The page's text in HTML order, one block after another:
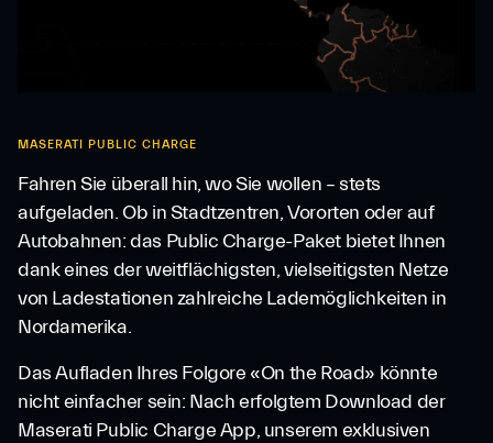
MASERATI PUBLIC CHARGE
Fahren Sie überall hin, wo Sie wollen – stets
aufgeladen. Ob in Stadtzentren, Vororten oder auf
Autobahnen: das Public Charge-Paket bietet Ihnen
dank eines der weitflächigsten, vielseitigsten Netze
von Ladestationen zahlreiche Lademöglichkeiten in
Nordamerika.
Das Aufladen Ihres Folgore «On the Road» könnte
nicht einfacher sein: Nach erfolgtem Download der
Maserati Public Charge App, unserem exklusiven